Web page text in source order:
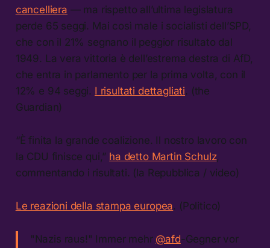
cancelliera — ma rispetto all’ultima legislatura
perde 65 seggi. Mai così male i socialisti dell’SPD,
che con il 21% segnano il peggior risultato dal
1949. La vera vittoria è dell’estrema destra di AfD,
che entra in parlamento per la prima volta, con il
12% e 94 seggi. I risultati dettagliati. (the
Guardian)
“È finita la grande coalizione. Il nostro lavoro con
la CDU finisce qui,” ha detto Martin Schulz,
commentando i risultati. (la Repubblica / video)
Le reazioni della stampa europea. (Politico)
"Nazis raus!" Immer mehr @afd-Gegner vor